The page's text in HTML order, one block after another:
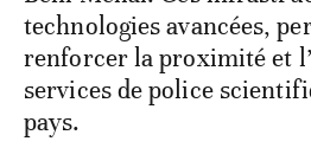
technologies avancées,
renforcer la proximité et
services de police
pays.